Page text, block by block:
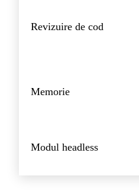
Revizuire de cod
Memorie
Modul headless